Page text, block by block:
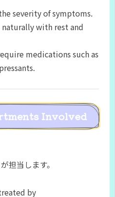
severity of symptoms.
with rest and
medications such as
Involved
が担当します。
by